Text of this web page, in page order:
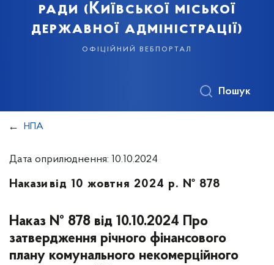
ради (Київської міської
державної адміністрації)
офіційний вебпортал
Пошук
НПА
Дата оприлюднення: 10.10.2024
Накази від 10 жовтня 2024 р. № 878
Наказ № 878 від 10.10.2024 Про
затвердження річного фінансового
плану комунального некомерційного